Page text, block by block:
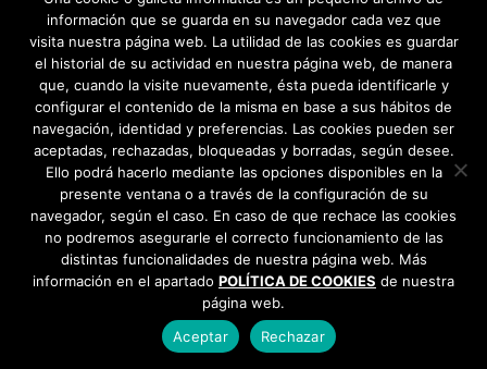
Ópera: «Adriana Lecouvreur»
de Francesco Cilea
Cultura ,Teatro
Día: sábado, 28 de septiembre de
2024
Hora:19:30 h.
Lugar:Casa de Cultura "María
Zambrano"
Precio:Entrada gratuita hasta
completar aforo
información que se guarda en su navegador cada vez que
visita nuestra página web. La utilidad de las cookies es guardar
el historial de su actividad en nuestra página web, de manera
que, cuando la visite nuevamente, ésta pueda identificarle y
configurar el contenido de la misma en base a sus hábitos de
navegación, identidad y preferencias. Las cookies pueden ser
aceptadas, rechazadas, bloqueadas y borradas, según desee.
Ello podrá hacerlo mediante las opciones disponibles en la
presente ventana o a través de la configuración de su
navegador, según el caso. En caso de que rechace las cookies
no podremos asegurarle el correcto funcionamiento de las
distintas funcionalidades de nuestra página web. Más
información en el apartado POLÍTICA DE COOKIES de nuestra
página web.
Aceptar
Rechazar